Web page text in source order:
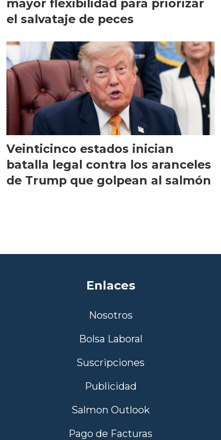
mayor flexibilidad para priorizar
el salvataje de peces
Veinticinco estados inician
batalla legal contra los aranceles
de Trump que golpean al salmón
Enlaces
Nosotros
Bolsa Laboral
Suscripciones
Publicidad
Salmon Outlook
Pago de Facturas